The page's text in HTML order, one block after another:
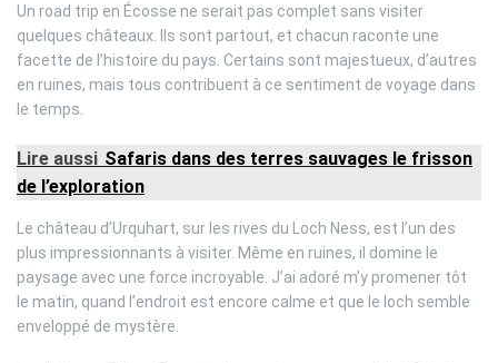
Un road trip en Écosse ne serait pas complet sans visiter
quelques châteaux. Ils sont partout, et chacun raconte une
facette de l’histoire du pays. Certains sont majestueux, d’autres
en ruines, mais tous contribuent à ce sentiment de voyage dans
le temps.
Lire aussi Safaris dans des terres sauvages le frisson
de l’exploration
Le château d’Urquhart, sur les rives du Loch Ness, est l’un des
plus impressionnants à visiter. Même en ruines, il domine le
paysage avec une force incroyable. J’ai adoré m’y promener tôt
le matin, quand l’endroit est encore calme et que le loch semble
enveloppé de mystère.